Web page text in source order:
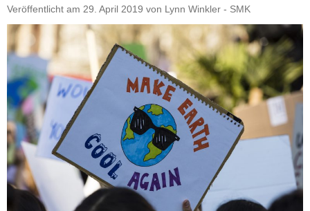
Sachsens
Energiesparmeister
2019"
Veröffentlicht am 29. April 2019 von Lynn Winkler - SMK